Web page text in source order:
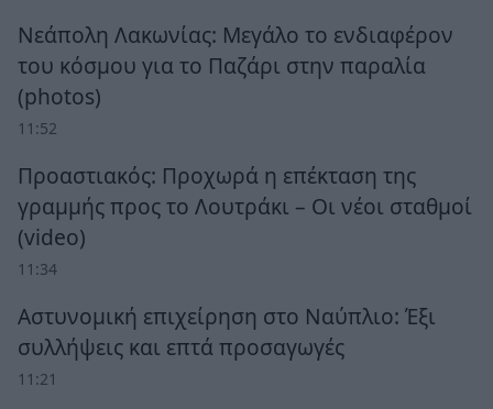
Νεάπολη Λακωνίας: Μεγάλο το ενδιαφέρον
του κόσμου για το Παζάρι στην παραλία
(photos)
11:52
Προαστιακός: Προχωρά η επέκταση της
γραμμής προς το Λουτράκι – Οι νέοι σταθμοί
(video)
11:34
Αστυνομική επιχείρηση στο Ναύπλιο: Έξι
συλλήψεις και επτά προσαγωγές
11:21